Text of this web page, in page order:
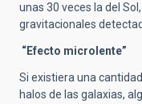
unas 30 veces la del
gravitacionales
“Efecto microlente”
Si existiera una
halos de las galaxias,